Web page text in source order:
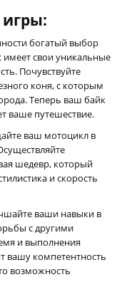
богатый выбор
свои уникальные
Почувствуйте
коня, с которым
Теперь ваш байк
ваше путешествие.
ваш мотоцикл в
шедевр, который
и скорость
ваши навыки в
с другими
и выполнения
вашу компетентность
возможность